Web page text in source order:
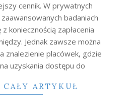
cennik. W prywatnych
badaniach
koniecznością zapłacenia
Jednak zawsze można
znalezienie placówek, gdzie
uzyskania dostępu do
CAŁY ARTYKUŁ